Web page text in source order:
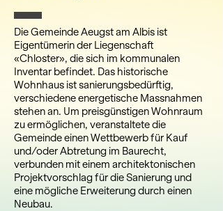
Die Gemeinde Aeugst am Albis ist
Eigentümerin der Liegenschaft
«Chloster», die sich im kommunalen
Inventar befindet. Das historische
Wohnhaus ist sanierungsbedürftig,
verschiedene energetische Massnahmen
stehen an. Um preisgünstigen Wohnraum
zu ermöglichen, veranstaltete die
Gemeinde einen Wettbewerb für Kauf
und/oder Abtretung im Baurecht,
verbunden mit einem architektonischen
Projektvorschlag für die Sanierung und
eine mögliche Erweiterung durch einen
Neubau.